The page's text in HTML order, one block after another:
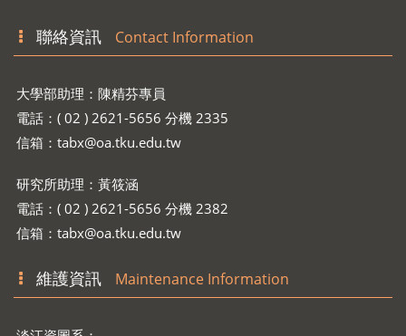
聯絡資訊 Contact Information
大學部助理：陳精芬專員
電話：( 02 ) 2621-5656 分機 2335
信箱： tabx@oa.tku.edu.tw
研究所助理：黃筱涵
電話：( 02 ) 2621-5656 分機 2382
信箱： tabx@oa.tku.edu.tw
維護資訊 Maintenance Information